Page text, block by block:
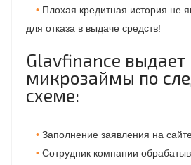
Плохая кредитная история не
для отказа в выдаче средств!
Glavfinance выдает
микрозаймы по
схеме:
Заполнение заявления на
Сотрудник компании